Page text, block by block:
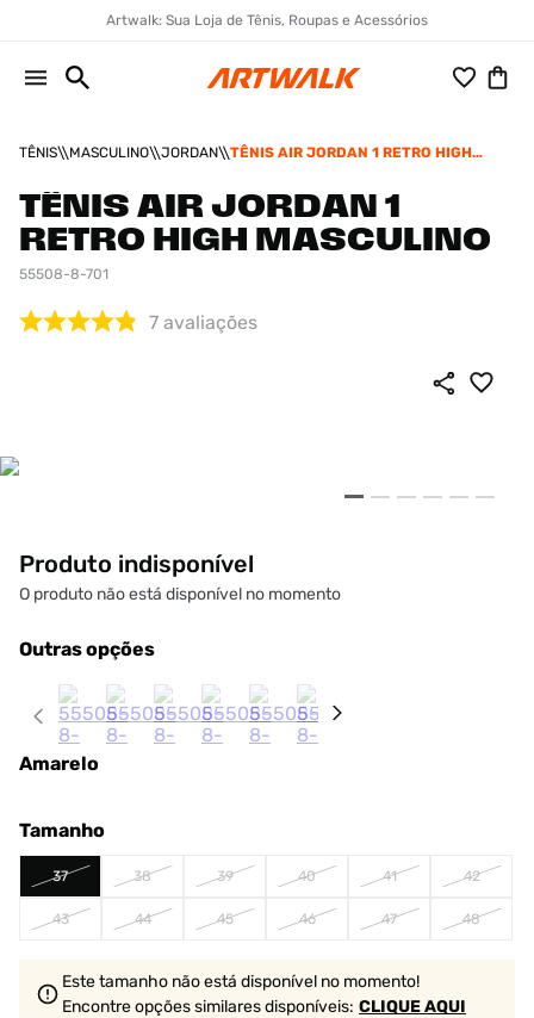
Artwalk: Sua Loja de Tênis, Roupas e Acessórios
TÊNIS MASCULINO JORDAN
TÊNIS AIR JORDAN 1 RETRO HIGH
TÊNIS AIR JORDAN 1
RETRO HIGH MASCULINO
55508-8-701
7 avaliações
Produto indisponível
O produto não está disponível no momento
Outras opções
Amarelo
Tamanho
37 38 39 40 41 42
43 44 45 46 47 48
Este tamanho não está disponível no momento!
Encontre opções similaresdisponíveis: CLIQUE AQUI